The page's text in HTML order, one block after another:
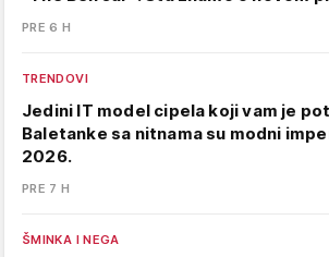
PRE 6 H
TRENDOVI
Jedini IT model cipela koji vam je
Baletanke sa nitnama su modni
2026.
PRE 7 H
ŠMINKA I NEGA